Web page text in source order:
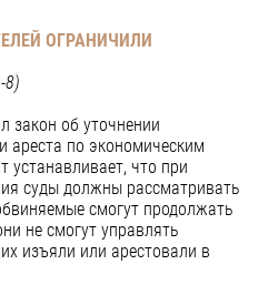
ОГРАНИЧИЛИ
8)
закон об уточнении
ареста по экономическим
устанавливает, что при
суды должны рассматривать
смогут продолжать
не смогут управлять
изъяли или арестовали в